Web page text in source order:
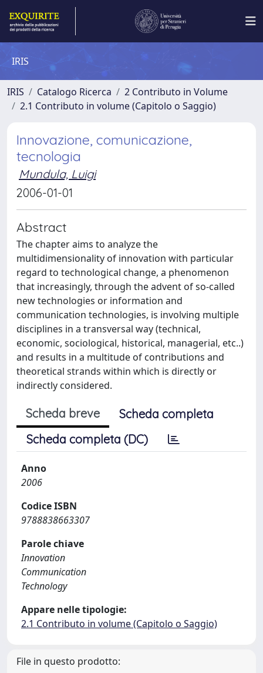
IRIS
IRIS Catalogo Ricerca
2 Contributo in Volume
2.1 Contributo in volume (Capitolo o Saggio)
Innovazione, comunicazione,
tecnologia
Mundula, Luigi
2006-01-01
Abstract
The chapter aims to analyze the
multidimensionality of innovation with particular
regard to technological change, a phenomenon
that increasingly, through the advent of so-called
new technologies or information and
communication technologies, is involving multiple
disciplines in a transversal way (technical,
economic, sociological, historical, managerial, etc..)
and results in a multitude of contributions and
theoretical strands within which is directly or
indirectly considered.
Scheda breve
Scheda completa
Scheda completa (DC)
Anno
2006
Codice ISBN
9788838663307
Parole chiave
Innovation
Communication
Technology
Appare nelle tipologie:
2.1 Contributo in volume (Capitolo o Saggio)
File in questo prodotto: